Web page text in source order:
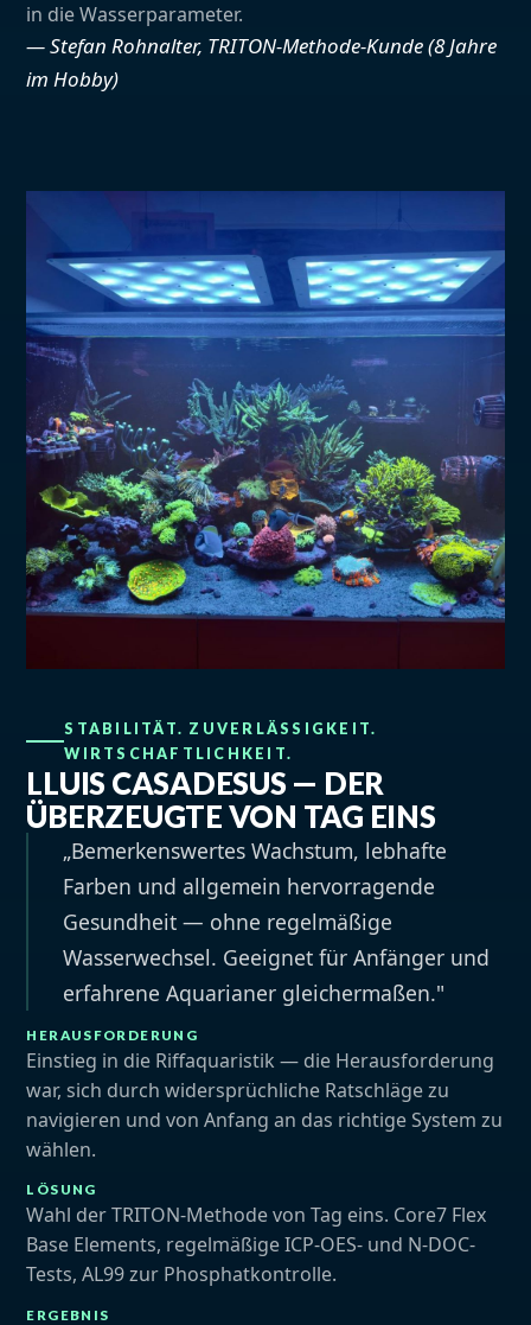
in die Wasserparameter.
— Stefan Rohnalter, TRITON-Methode-Kunde (8 Jahre
im Hobby)
STABILITÄT. ZUVERLÄSSIGKEIT.
WIRTSCHAFTLICHKEIT.
LLUIS CASADESUS — DER
ÜBERZEUGTE VON TAG EINS
„Bemerkenswertes Wachstum, lebhafte
Farben und allgemein hervorragende
Gesundheit — ohne regelmäßige
Wasserwechsel. Geeignet für Anfänger und
erfahrene Aquarianer gleichermaßen."
HERAUSFORDERUNG
Einstieg in die Riffaquaristik — die Herausforderung
war, sich durch widersprüchliche Ratschläge zu
navigieren und von Anfang an das richtige System zu
wählen.
LÖSUNG
Wahl der TRITON-Methode von Tag eins. Core7 Flex
Base Elements, regelmäßige ICP-OES- und N-DOC-
Tests, AL99 zur Phosphatkontrolle.
ERGEBNIS